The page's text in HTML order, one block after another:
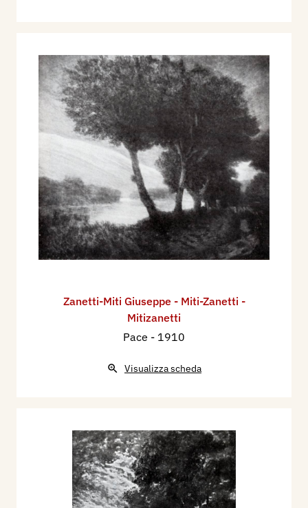
Zanetti-Miti Giuseppe - Miti-Zanetti -
Mitizanetti
Pace - 1910
Visualizza scheda